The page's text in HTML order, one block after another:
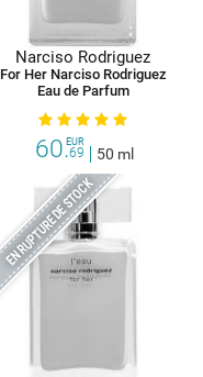
Narciso Rodriguez
For Her Narciso Rodriguez
Eau de Parfum
60.69
EUR
50 ml
EN RUPTURE DE STOCK